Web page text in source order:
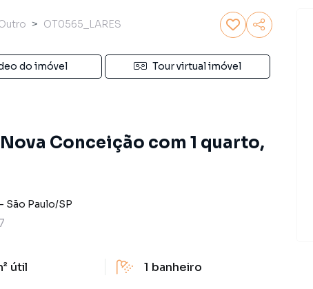
OT0565_LARES
do imóvel Tour virtual imóvel
Conceição com 1 quarto,
- São Paulo/SP
útil 1 banheiro